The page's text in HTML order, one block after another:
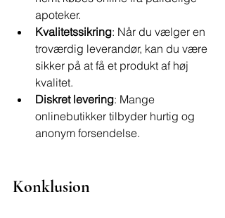
apoteker.
Kvalitetssikring: Når du vælger en
troværdig leverandør, kan du være
sikker på at få et produkt af høj
kvalitet.
Diskret levering: Mange
onlinebutikker tilbyder hurtig og
anonym forsendelse.
Konklusion